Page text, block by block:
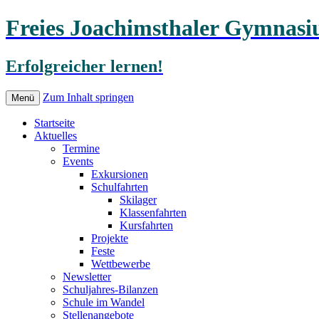
Freies Joachimsthaler
Erfolgreicher lernen!
Menü Zum Inhalt springen
Startseite
Aktuelles
Termine
Events
Exkursionen
Schulfahrten
Skilager
Klassenfahrten
Kursfahrten
Projekte
Feste
Wettbewerbe
Newsletter
Schuljahres-Bilanzen
Schule im Wandel
Stellenangebote